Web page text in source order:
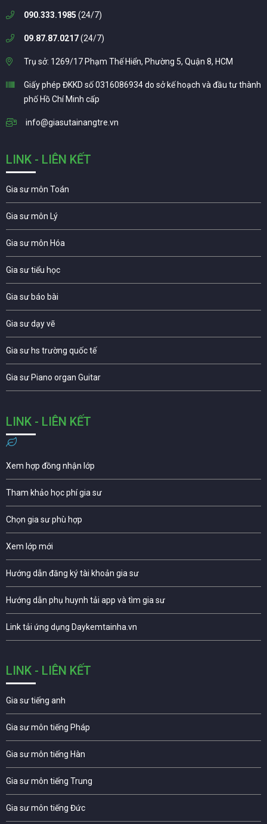
090.333.1985 (24/7)
09.87.87.0217(24/7)
Trụ sở: 1269/17 Phạm Thế Hiển, Phường 5, Quận 8, HCM
Giấy phép ĐKKD số 0316086934 do sở kế hoạch và đầu tư thành
phố Hồ Chí Minh cấp
info@giasutainangtre.vn
LINK - LIÊN KẾT
Gia sư môn Toán
Gia sư môn Lý
Gia sư môn Hóa
Gia sư tiểu học
Gia sư báo bài
Gia sư dạy vẽ
Gia sư hs trường quốc tế
Gia sư Piano organ Guitar
LINK - LIÊN KẾT
Xem hợp đồng nhận lớp
Tham khảo học phí gia sư
Chọn gia sư phù hợp
Xem lớp mới
Hướng dẫn đăng ký tài khoản gia sư
Hướng dẫn phụ huynh tải app và tìm gia sư
Link tải ứng dụng Daykemtainha.vn
LINK - LIÊN KẾT
Gia sư tiếng anh
Gia sư môn tiếng Pháp
Gia sư môn tiếng Hàn
Gia sư môn tiếng Trung
Gia sư môn tiếng Đức